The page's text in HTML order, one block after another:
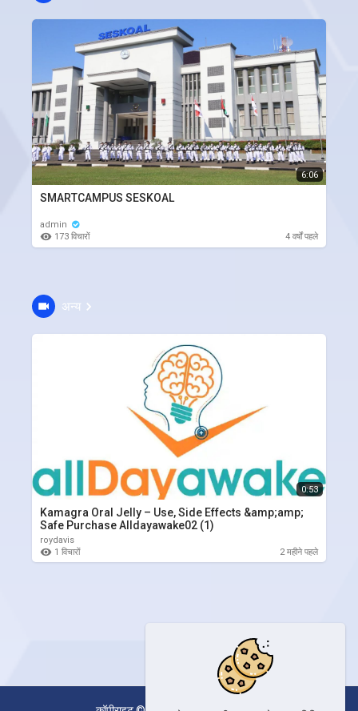
6:06
SMARTCAMPUS SESKOAL
admin
173 विचारों
4 वर्षों पहले
अन्य
0:53
Kamagra Oral Jelly – Use, Side Effects &amp;amp;
Safe Purchase Alldayawake02 (1)
roydavis
1 विचारों
2 महीने पहले